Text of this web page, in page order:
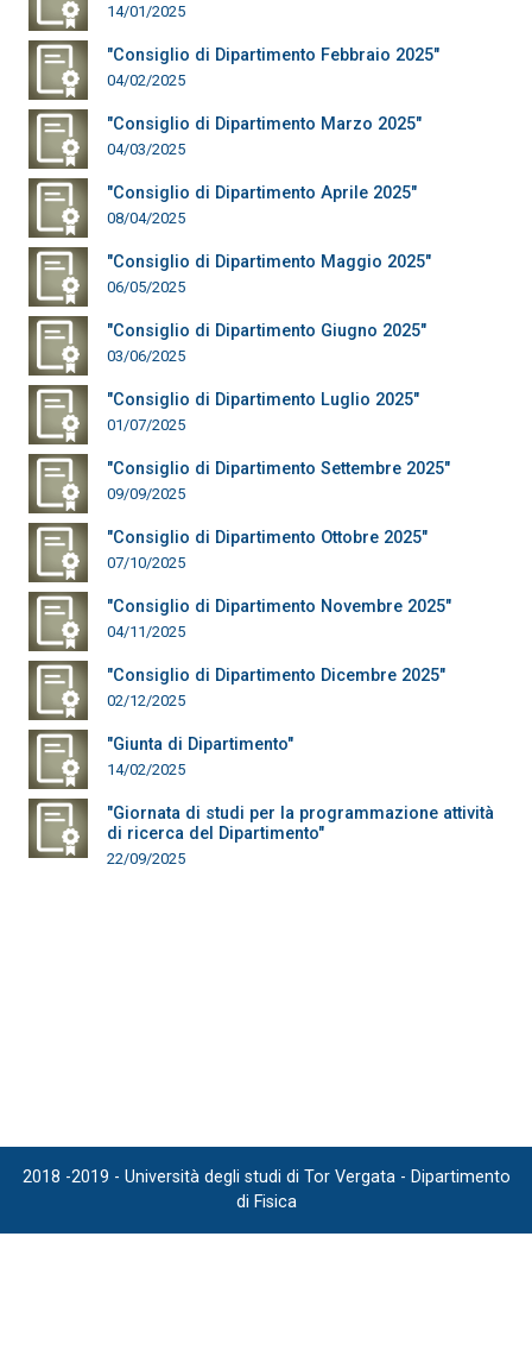
14/01/2025
"Consiglio di Dipartimento Febbraio 2025"
04/02/2025
"Consiglio di Dipartimento Marzo 2025"
04/03/2025
"Consiglio di Dipartimento Aprile 2025"
08/04/2025
"Consiglio di Dipartimento Maggio 2025"
06/05/2025
"Consiglio di Dipartimento Giugno 2025"
03/06/2025
"Consiglio di Dipartimento Luglio 2025"
01/07/2025
"Consiglio di Dipartimento Settembre 2025"
09/09/2025
"Consiglio di Dipartimento Ottobre 2025"
07/10/2025
"Consiglio di Dipartimento Novembre 2025"
04/11/2025
"Consiglio di Dipartimento Dicembre 2025"
02/12/2025
"Giunta di Dipartimento"
14/02/2025
"Giornata di studi per la programmazione attività
di ricerca del Dipartimento"
22/09/2025
2018 -2019 - Università degli studi di Tor Vergata - Dipartimento
di Fisica